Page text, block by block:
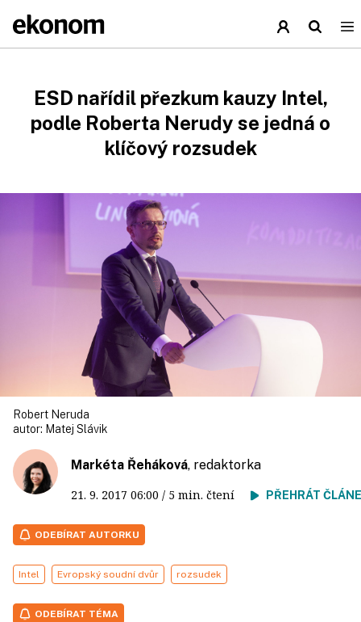
ESD nařídil přezkum kauzy Intel,
podle Roberta Nerudy se jedná o
klíčový rozsudek
Robert Neruda
autor: Matej Slávik
Markéta Řeháková, redaktorka
21. 9. 2017 06:00 / 5 min. čtení PŘEHRÁT
ODEBÍRAT AUTORKU
Intel Evropský soudní dvůr rozsudek
ODEBÍRAT TÉMA